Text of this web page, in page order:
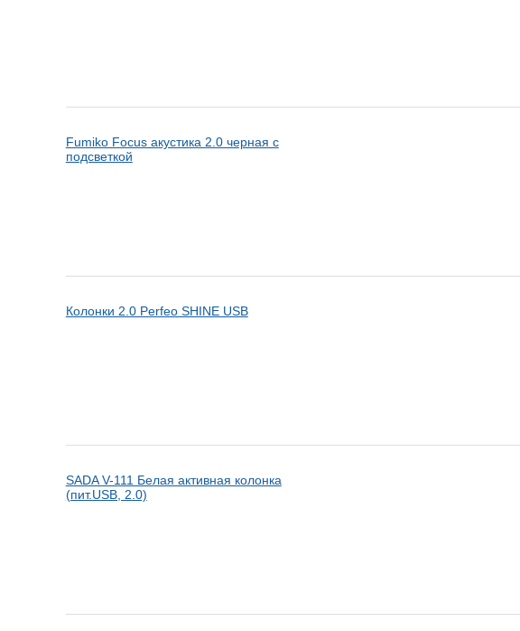
Fumiko Focus акустика 2.0 черная с
подсветкой
Колонки 2.0 Perfeo SHINE USB
SADA V-111 Белая активная колонка
(пит.USB, 2.0)